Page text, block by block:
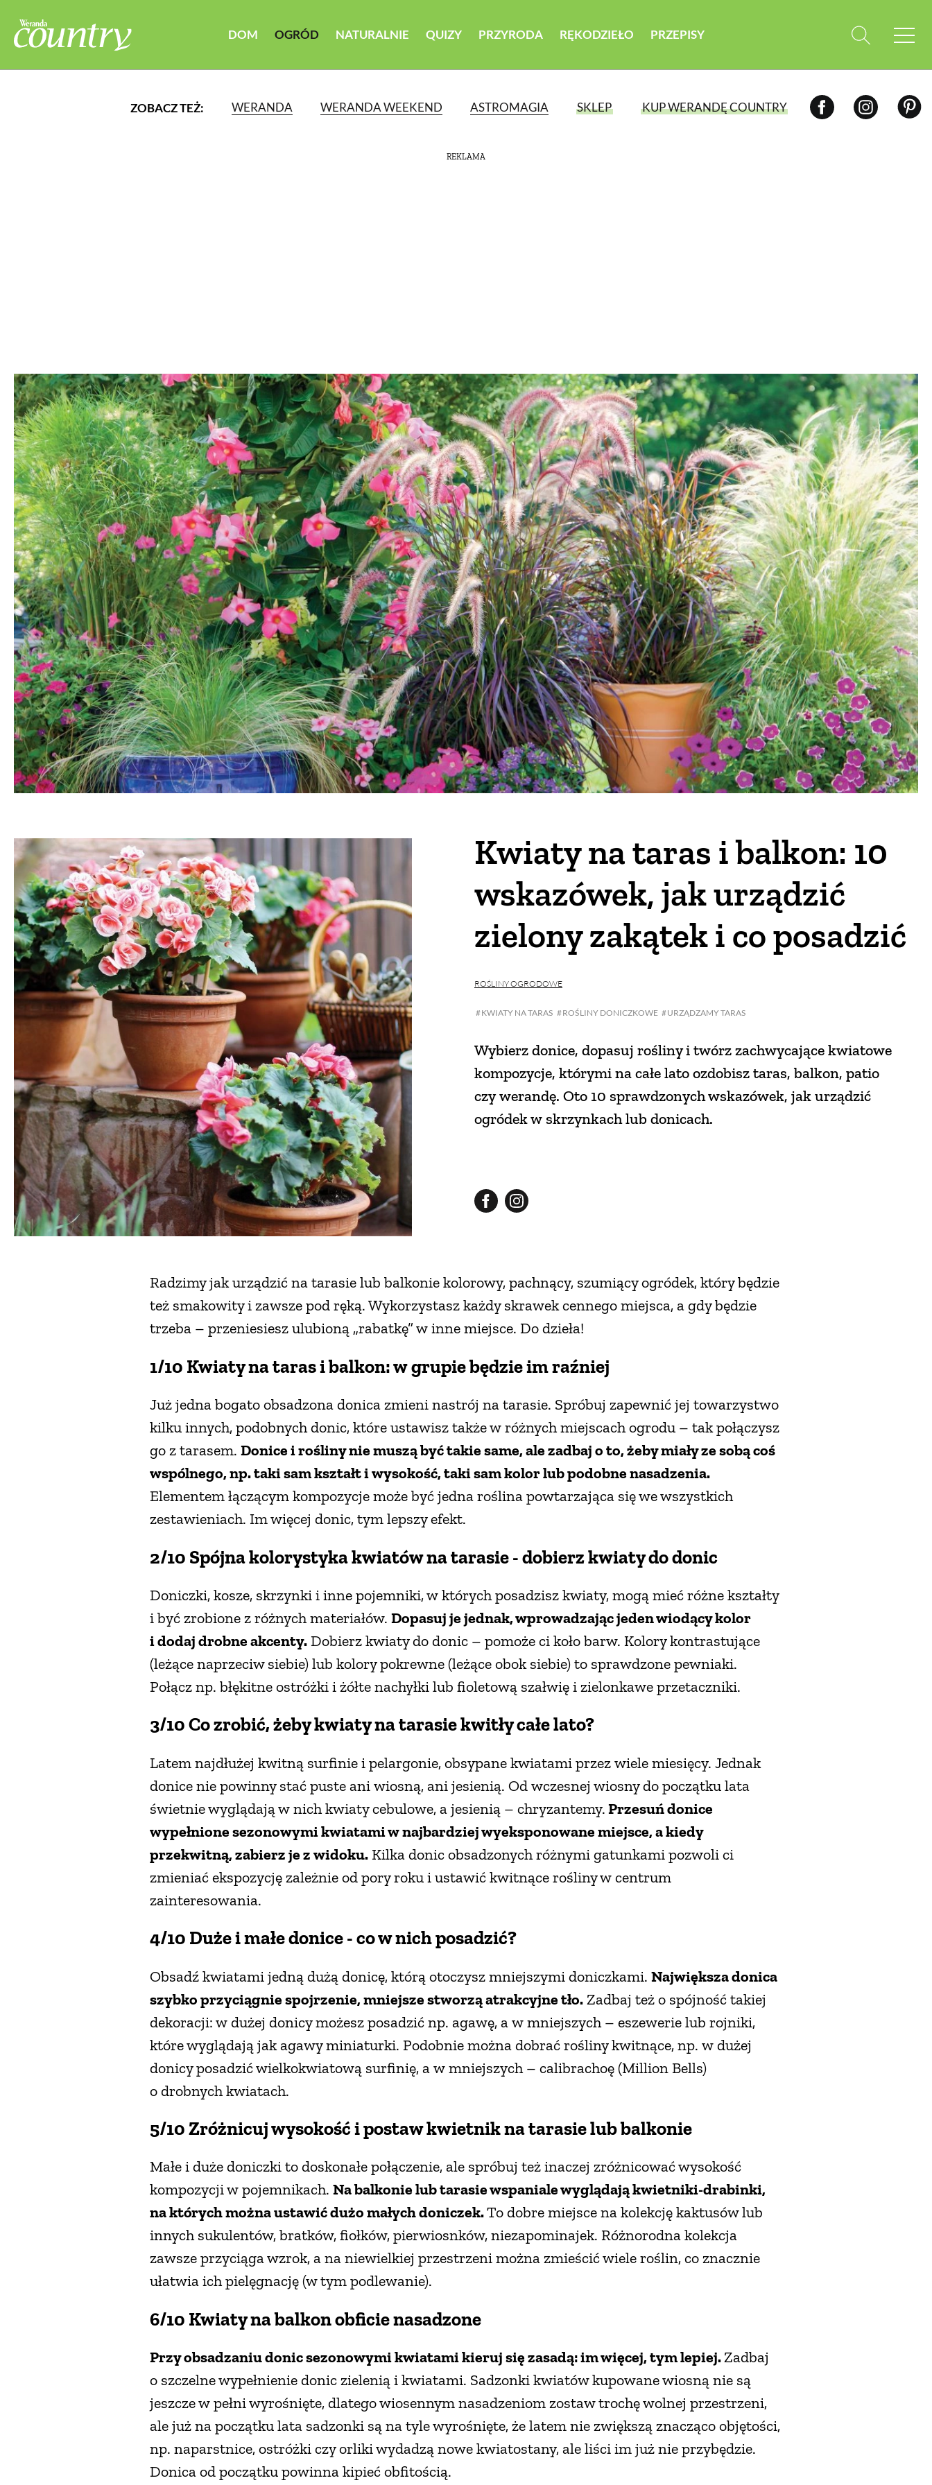
DOM OGRÓD NATURALNIE QUIZY PRZYRODA RĘKODZIEŁO PRZEPISY
ZOBACZ TEŻ: WERANDA WERANDA WEEKEND ASTROMAGIA SKLEP KUP WERANDĘ COUNTRY
REKLAMA
Kwiaty na taras i balkon: 10
wskazówek, jak urządzić
zielony zakątek i co posadzić
ROŚLINY OGRODOWE
KWIATY NA TARAS ROŚLINY DONICZKOWE URZĄDZAMY TARAS
Wybierz donice, dopasuj rośliny i twórz zachwycające kwiatowe
kompozycje, którymi na całe lato ozdobisz taras, balkon, patio
czy werandę. Oto 10 sprawdzonych wskazówek, jak urządzić
ogródek w skrzynkach lub donicach.
Radzimy jak urządzić na tarasie lub balkonie kolorowy, pachnący, szumiący ogródek, który będzie
też smakowity i zawsze pod ręką. Wykorzystasz każdy skrawek cennego miejsca, a gdy będzie
trzeba – przeniesiesz ulubioną „rabatkę” w inne miejsce. Do dzieła!
1/10 Kwiaty na taras i balkon: w grupie będzie im raźniej
Już jedna bogato obsadzona donica zmieni nastrój na tarasie. Spróbuj zapewnić jej towarzystwo
kilku innych, podobnych donic, które ustawisz także w różnych miejscach ogrodu – tak połączysz
go z tarasem. Donice i rośliny nie muszą być takie same, ale zadbaj o to, żeby miały ze sobą coś
wspólnego, np. taki sam kształt i wysokość, taki sam kolor lub podobne nasadzenia.
Elementem łączącym kompozycje może być jedna roślina powtarzająca się we wszystkich
zestawieniach. Im więcej donic, tym lepszy efekt.
2/10 Spójna kolorystyka kwiatów na tarasie - dobierz kwiaty do donic
Doniczki, kosze, skrzynki i inne pojemniki, w których posadzisz kwiaty, mogą mieć różne kształty
i być zrobione z różnych materiałów. Dopasuj je jednak, wprowadzając jeden wiodący kolor
i dodaj drobne akcenty.Dobierz kwiaty do donic – pomoże ci koło barw. Kolory kontrastujące
(leżące naprzeciw siebie) lub kolory pokrewne (leżące obok siebie) to sprawdzone pewniaki.
Połącz np. błękitne ostróżki i żółte nachyłki lub fioletową szałwię i zielonkawe przetaczniki.
3/10 Co zrobić, żeby kwiaty na tarasie kwitły całe lato?
Latem najdłużej kwitną surfinie i pelargonie, obsypane kwiatami przez wiele miesięcy. Jednak
donice nie powinny stać puste ani wiosną, ani jesienią. Od wczesnej wiosny do początku lata
świetnie wyglądają w nich kwiaty cebulowe, a jesienią – chryzantemy.Przesuń donice
wypełnione sezonowymi kwiatami w najbardziej wyeksponowane miejsce, a kiedy
przekwitną, zabierz je z widoku.Kilka donic obsadzonych różnymi gatunkami pozwoli ci
zmieniać ekspozycję zależnie od pory roku i ustawić kwitnące rośliny w centrum
zainteresowania.
4/10 Duże i małe donice - co w nich posadzić?
Obsadź kwiatami jedną dużą donicę, którą otoczysz mniejszymi doniczkami. Największa donica
szybko przyciągnie spojrzenie, mniejsze stworzą atrakcyjne tło.Zadbaj też o spójność takiej
dekoracji: w dużej donicy możesz posadzić np. agawę, a w mniejszych – eszewerie lub rojniki,
które wyglądają jak agawy miniaturki. Podobnie można dobrać rośliny kwitnące, np. w dużej
donicy posadzić wielkokwiatową surfinię, a w mniejszych – calibrachoę (Million Bells)
o drobnych kwiatach.
5/10 Zróżnicuj wysokość i postaw kwietnik na tarasie lub balkonie
Małe i duże doniczki to doskonałe połączenie, ale spróbuj też inaczej zróżnicować wysokość
kompozycji w pojemnikach. Na balkonie lub tarasie wspaniale wyglądają kwietniki-drabinki,
na których można ustawić dużo małych doniczek.To dobre miejsce na kolekcję kaktusów lub
innych sukulentów, bratków, fiołków, pierwiosnków, niezapominajek. Różnorodna kolekcja
zawsze przyciąga wzrok, a na niewielkiej przestrzeni można zmieścić wiele roślin, co znacznie
ułatwia ich pielęgnację (w tym podlewanie).
6/10 Kwiaty na balkon obficie nasadzone
Przy obsadzaniu donic sezonowymi kwiatami kieruj się zasadą: im więcej, tym lepiej.Zadbaj
o szczelne wypełnienie donic zielenią i kwiatami. Sadzonki kwiatów kupowane wiosną nie są
jeszcze w pełni wyrośnięte, dlatego wiosennym nasadzeniom zostaw trochę wolnej przestrzeni,
ale już na początku lata sadzonki są na tyle wyrośnięte, że latem nie zwiększą znacząco objętości,
np. naparstnice, ostróżki czy orliki wydadzą nowe kwiatostany, ale liści im już nie przybędzie.
Donica od początku powinna kipieć obfitością.
OGRÓD WARZYWA I OWOCE ROŚLINY OGRODOWE PORADY ZIELEŃ W DOMU
PROJEKTOWANIE OGRODU NATURALNIE URODA NATURALNA APTECZKA
DLA DOMU EKO ŻYCIE PRZYRODA ZWIERZĘTA DOMOWE
ZWIERZĘTA W NATURZE GRZYBY KRAJOBRAZ RĘKODZIEŁO RZEMIOSŁO
ZWYCZAJE ZRÓB TO SAM PRZEPISY ŚNIADANIA PRZYSTAWKI ZUPY
DANIA GŁÓWNE CIASTA I DESERY DODATKI PRZETWORY INNE